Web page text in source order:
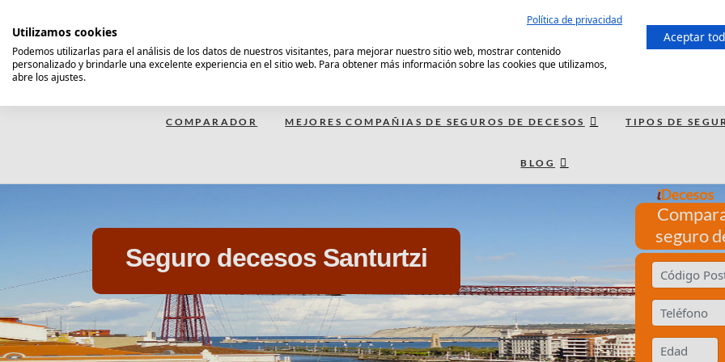
contenido
Comparador Seguro Decesos
COMPARADOR MEJORES COMPAÑIAS DE SEGUROS DE DECESOS TIPOS DE
BLOG
seguro
Seguro decesos Santurtzi
Política de privacidad
Utilizamos cookies
Podemos utilizarlas para el análisis de los datos de nuestros visitantes, para mejorar nuestro sitio web, mostrar contenido
personalizado y brindarle una excelente experiencia en el sitio web. Para obtener más información sobre las cookies que utilizamos,
abre los ajustes.
Aceptar